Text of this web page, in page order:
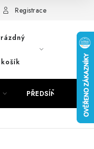
Registrace
košík
PŘEDSÍŇ